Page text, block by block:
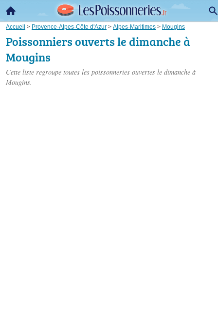
Accueil > Provence-Alpes-Côte d'Azur > Alpes-Maritimes > Mougins
Poissonniers ouverts le dimanche à
Mougins
Cette liste regroupe toutes les poissonneries ouvertes le dimanche à
Mougins.